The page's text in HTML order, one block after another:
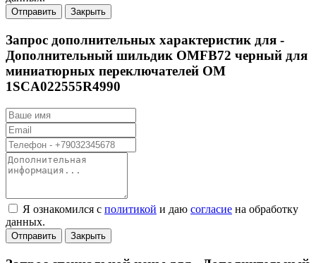
Отправить Закрыть
Запрос дополнительных характеристик для -
Дополнительный шильдик OMFB72 черный для
миниатюрных переключателей OM
1SCA022555R4990
Я ознакомился с политикой и даю согласие на обработку
данных.
Отправить Закрыть